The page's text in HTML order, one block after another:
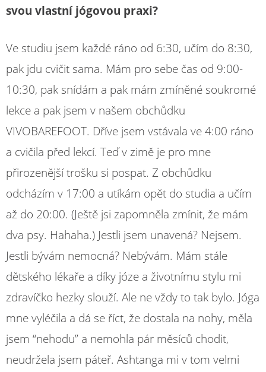
svou vlastní jógovou praxi?
Ve studiu jsem každé ráno od 6:30, učím do 8:30,
pak jdu cvičit sama. Mám pro sebe čas od 9:00-
10:30, pak snídám a pak mám zmíněné soukromé
lekce a pak jsem v našem obchůdku
VIVOBAREFOOT. Dříve jsem vstávala ve 4:00 ráno
a cvičila před lekcí. Teď v zimě je pro mne
přirozenější trošku si pospat. Z obchůdku
odcházím v 17:00 a utíkám opět do studia a učím
až do 20:00. (Ještě jsi zapomněla zmínit, že mám
dva psy. Hahaha.) Jestli jsem unavená? Nejsem.
Jestli bývám nemocná? Nebývám. Mám stále
dětského lékaře a díky józe a životnímu stylu mi
zdravíčko hezky slouží. Ale ne vždy to tak bylo. Jóga
mne vyléčila a dá se říct, že dostala na nohy, měla
jsem “nehodu” a nemohla pár měsíců chodit,
neudržela jsem páteř. Ashtanga mi v tom velmi